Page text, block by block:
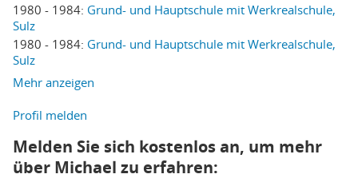
1980 - 1984: Grund- und Hauptschule mit Werkrealschule,
Sulz
1980 - 1984: Grund- und Hauptschule mit Werkrealschule,
Sulz
Mehr anzeigen
Profil melden
Melden Sie sich kostenlos an, um mehr
über Michael zu erfahren: